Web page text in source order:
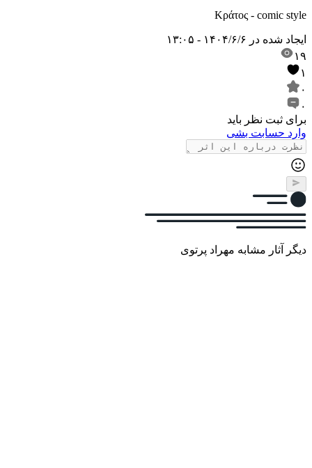
Κράτος - comic style
ایجاد شده در ۱۴۰۴/۶/۶ - ۱۳:۰۵
۱۹
۱
۰
۰
برای ثبت نظر باید
وارد حسابت بشی
دیگر آثار مشابه مهراد پرتوی